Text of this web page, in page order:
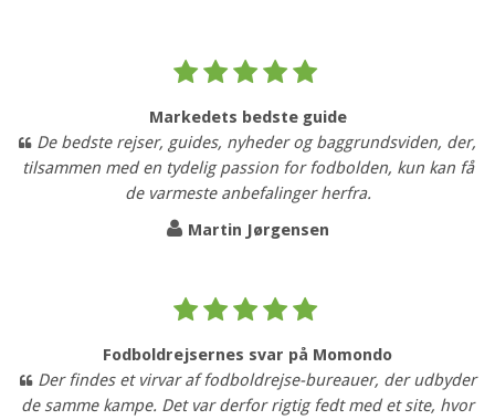
Markedets bedste guide
De bedste rejser, guides, nyheder og baggrundsviden, der,
tilsammen med en tydelig passion for fodbolden, kun kan få
de varmeste anbefalinger herfra.
Martin Jørgensen
Fodboldrejsernes svar på Momondo
Der findes et virvar af fodboldrejse-bureauer, der udbyder
de samme kampe. Det var derfor rigtig fedt med et site, hvor